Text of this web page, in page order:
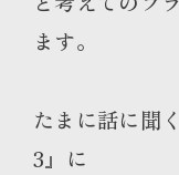
ます。
たまに話に聞
3』に